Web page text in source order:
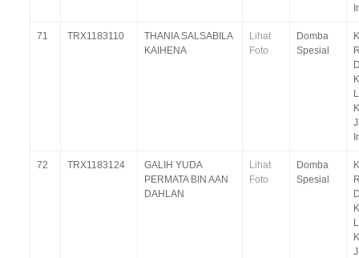
71 TRX1183110
THANIA SALSABILA
KAIHENA
Lihat
Foto
Domba
Spesial
72 TRX1183124
GALIH YUDA
PERMATA BIN AAN
DAHLAN
Lihat
Foto
Domba
Spesial